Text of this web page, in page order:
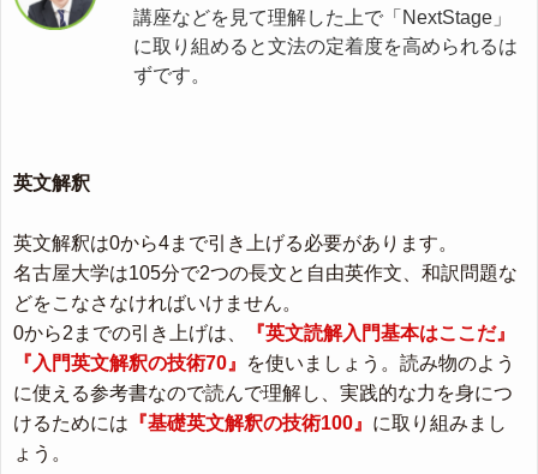
講座などを見て理解した上で「NextStage」
に取り組めると文法の定着度を高められるは
ずです。
英文解釈
英文解釈は0から4まで引き上げる必要があります。
名古屋大学は105分で2つの長文と自由英作文、和訳問題な
どをこなさなければいけません。
0から2までの引き上げは、
『英文読解入門基本はここだ』
『入門英文解釈の技術70』
を使いましょう。読み物のよう
に使える参考書なので読んで理解し、実践的な力を身につ
けるためには 『基礎英文解釈の技術100』 に取り組みまし
ょう。